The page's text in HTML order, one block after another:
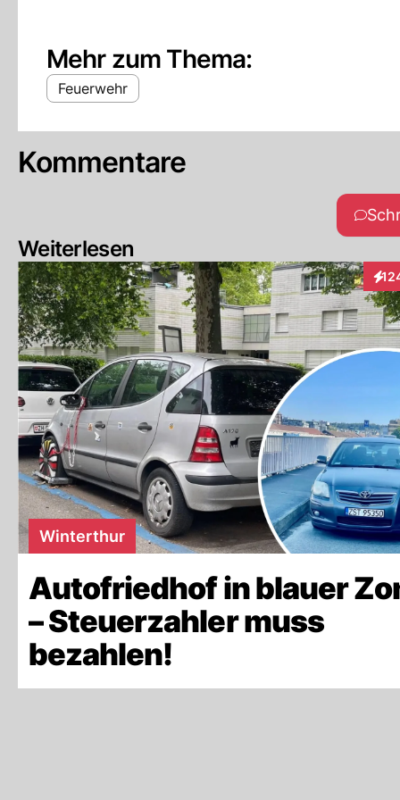
Mehr zum Thema:
Feuerwehr
Kommentare
Weiterlesen
Winterthur
Autofriedhof in blauer
– Steuerzahler muss
bezahlen!